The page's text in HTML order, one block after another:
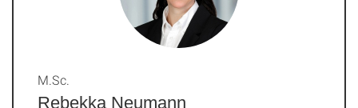
Rebekka Neumann
M.Sc.